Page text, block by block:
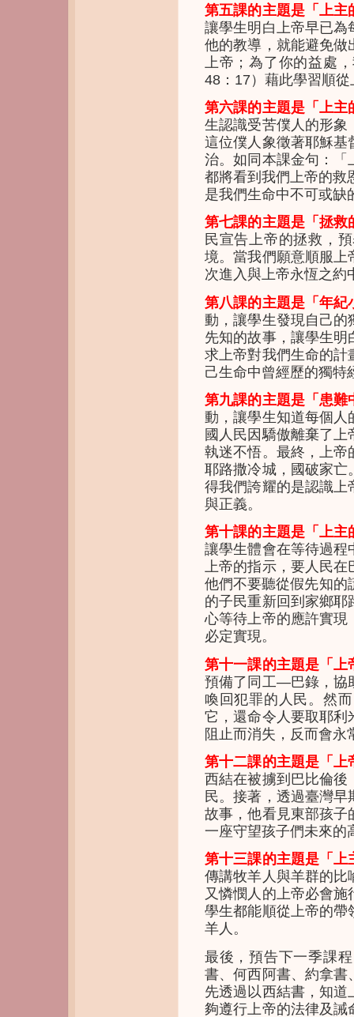
第五課的主題是「上主
讓學生明白上帝早已為
他的教導，就能避免
上帝；為了你的益處
48：17）藉此學習順
第六課的主題是「上主
生認識受苦僕人的形象
這位僕人象徵著耶穌基
治。如同本課金句：「
都將看到我們上帝的救
是我們生命中不可或缺
第七課的主題是「拯救
民宣告上帝的拯救，
境。當我們願意順服上
次進入與上帝永恆之約
第八課的主題是「年紀
動，讓學生發現自己的
先知的故事，讓學生
求上帝對我們生命的計
己生命中曾經歷的獨特
第九課的主題是「患難
動，讓學生知道每個人
國人民因驕傲離棄了
執迷不悟。最終，上帝
耶路撒冷城，國破家亡
得我們誇耀的是認識上
與正義。
第十課的主題是「上主
讓學生體會在等待過程
上帝的指示，要人民在
他們不要聽從假先知的
的子民重新回到家鄉
心等待上帝的應許實現
必定實現。
第十一課的主題是「上
預備了同工—巴錄，協
喚回犯罪的人民。然
它，還命令人要取耶利
阻止而消失，反而會永
第十二課的主題是「上
西結在被擄到巴比倫後
民。接著，透過臺灣
故事，他看見東部孩子
一座守望孩子們未來的
第十三課的主題是「上
傳講牧羊人與羊群的比
又憐憫人的上帝必會
學生都能順從上帝的帶
羊人。
最後，預告下一季課
書、何西阿書、約拿書
先透過以西結書，知
夠遵行上帝的法律及誡